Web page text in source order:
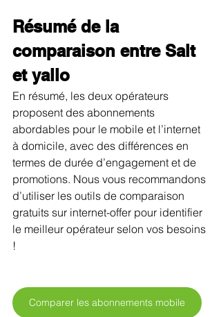
Résumé de la
comparaison entre Salt
et yallo
En résumé, les deux opérateurs
proposent des abonnements
abordables pour le mobile et l’internet
à domicile, avec des différences en
termes de durée d’engagement et de
promotions. Nous vous recommandons
d’utiliser les outils de comparaison
gratuits sur internet-offer pour identifier
le meilleur opérateur selon vos besoins
!
Comparer les abonnements mobile